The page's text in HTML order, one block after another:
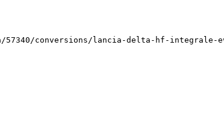
57340/conversions/lancia-delta-hf-